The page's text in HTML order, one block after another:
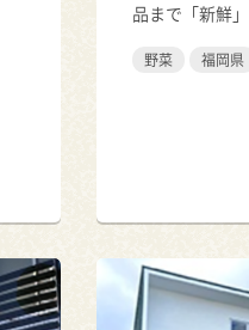
品まで「新鮮
野菜 福岡県